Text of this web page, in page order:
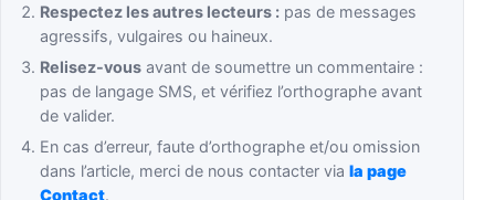
Respectez les autres lecteurs : pas de messages
agressifs, vulgaires ou haineux.
Relisez-vous avant de soumettre un commentaire :
pas de langage SMS, et vérifiez l’orthographe avant
de valider.
En cas d’erreur, faute d’orthographe et/ou omission
dans l’article, merci de nous contacter viala page
Contact.